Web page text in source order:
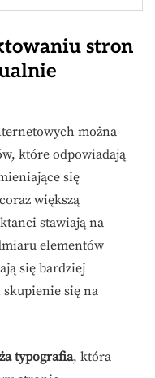
stron
można
które odpowiadają
się
większą
stawiają na
elementów
się bardziej
skupienie się na
typografia, która